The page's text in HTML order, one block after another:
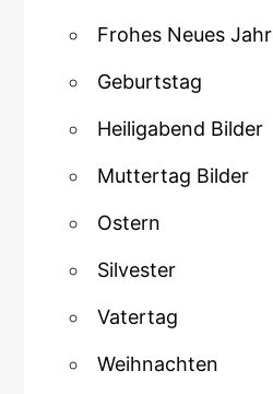
Frohes Neues Jahr
Geburtstag
Heiligabend Bilder
Muttertag Bilder
Ostern
Silvester
Vatertag
Weihnachten